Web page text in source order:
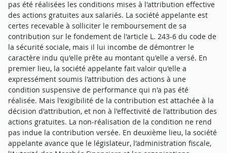
pas été réalisées les conditions mises à l'attribution effective
des actions gratuites aux salariés. La société appelante est
certes recevable à solliciter le remboursement de sa
contribution sur le fondement de l'article L. 243-6 du code de
la sécurité sociale, mais il lui incombe de démontrer le
caractère indu qu'elle prête au montant qu'elle a versé. En
premier lieu, la société appelante fait valoir qu'elle a
expressément soumis l'attribution des actions à une
condition suspensive de performance qui n'a pas été
réalisée. Mais l'exigibilité de la contribution est attachée à la
décision d'attribution, et non à l'effectivité de l'attribution des
actions gratuites. La non-réalisation de la condition ne rend
pas indue la contribution versée. En deuxième lieu, la société
appelante avance que le législateur, l'administration fiscale,